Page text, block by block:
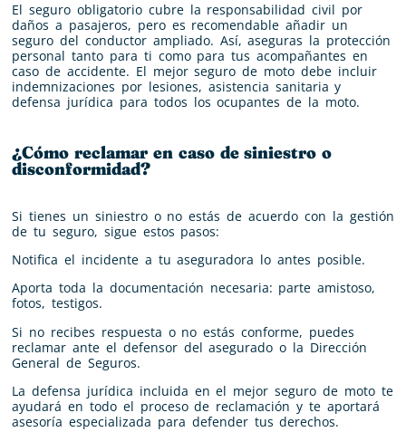
El seguro obligatorio cubre la responsabilidad civil por
daños a pasajeros, pero es recomendable añadir un
seguro del conductor ampliado. Así, aseguras la protección
personal tanto para ti como para tus acompañantes en
caso de accidente. El mejor seguro de moto debe incluir
indemnizaciones por lesiones, asistencia sanitaria y
defensa jurídica para todos los ocupantes de la moto.
¿Cómo reclamar en caso de siniestro o
disconformidad?
Si tienes un siniestro o no estás de acuerdo con la gestión
de tu seguro, sigue estos pasos:
Notifica el incidente a tu aseguradora lo antes posible.
Aporta toda la documentación necesaria: parte amistoso,
fotos, testigos.
Si no recibes respuesta o no estás conforme, puedes
reclamar ante el defensor del asegurado o la Dirección
General de Seguros.
La defensa jurídica incluida en el mejor seguro de moto te
ayudará en todo el proceso de reclamación y te aportará
asesoría especializada para defender tus derechos.